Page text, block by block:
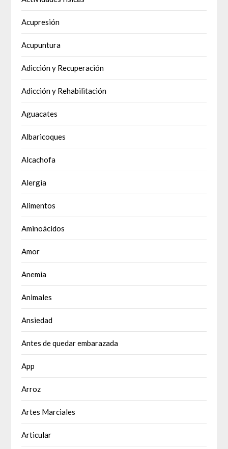
Acupresión
Acupuntura
Adicción y Recuperación
Adicción y Rehabilitación
Aguacates
Albaricoques
Alcachofa
Alergia
Alimentos
Aminoácidos
Amor
Anemia
Animales
Ansiedad
Antes de quedar embarazada
App
Arroz
Artes Marciales
Articular